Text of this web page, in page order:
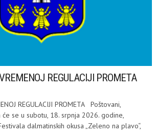
REGULACIJI PROMETA
REGULACIJI PROMETA Poštovani,
se u subotu, 18. srpnja 2026. godine,
dalmatinskih okusa „Zeleno na plavo“,